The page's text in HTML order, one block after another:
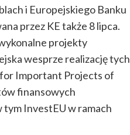
i Europejskiego Banku
przez KE także 8 lipca.
projekty
wesprze realizację tych
Important Projects of
finansowych
tym InvestEU w ramach